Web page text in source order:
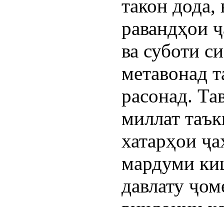
такон дода,
равандҳои
ва суботи
метавонад
расонад.
миллат
хатарҳои
мардуми
давлату